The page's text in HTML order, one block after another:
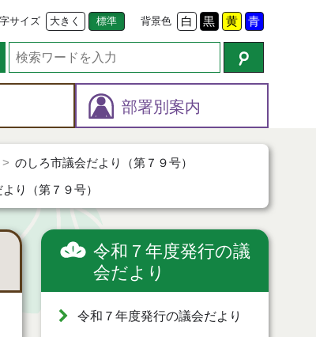
サイズ 大きく 標準 背景色 白 黒 黄 青
部署別案内
のしろ市議会だより（第７９号）
り（第７９号）
令和７年度発行の議
会だより
令和７年度発行の議会だより